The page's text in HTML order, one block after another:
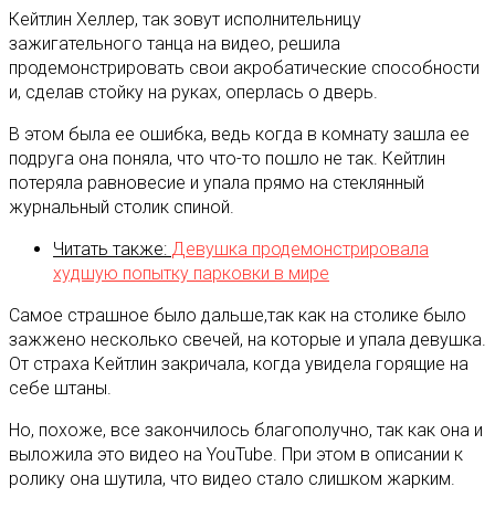
Кейтлин Хеллер, так зовут исполнительницу
зажигательного танца на видео, решила
продемонстрировать свои акробатические способности
и, сделав стойку на руках, оперлась о дверь.
В этом была ее ошибка, ведь когда в комнату зашла ее
подруга она поняла, что что-то пошло не так. Кейтлин
потеряла равновесие и упала прямо на стеклянный
журнальный столик спиной.
Читать также: Девушка продемонстрировала
худшую попытку парковки в мире
Самое страшное было дальше,так как на столике было
зажжено несколько свечей, на которые и упала девушка.
От страха Кейтлин закричала, когда увидела горящие на
себе штаны.
Но, похоже, все закончилось благополучно, так как она и
выложила это видео на YouTube. При этом в описании к
ролику она шутила, что видео стало слишком жарким.